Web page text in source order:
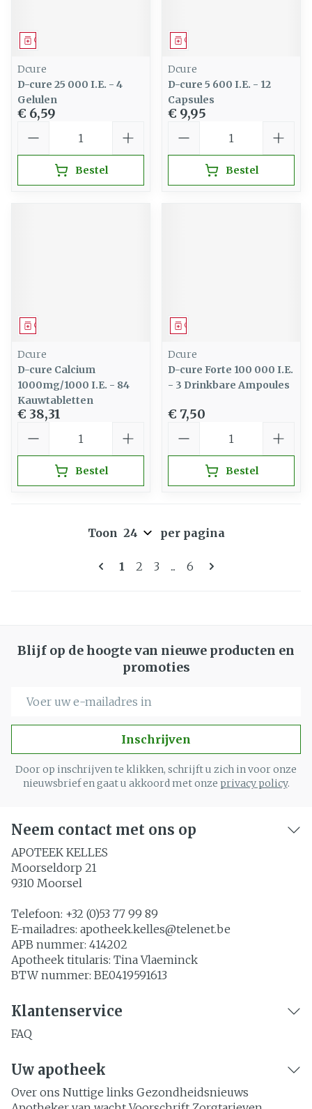
Geneesmiddel
Dcure
D-cure 25 000 I.E. - 4
Gelulen
€ 6,59
Bestel
Geneesmiddel
Dcure
D-cure 5 600 I.E. - 12
Capsules
€ 9,95
Bestel
Geneesmiddel
Dcure
D-cure Calcium
1000mg/1000 I.E. - 84
Kauwtabletten
€ 38,31
Bestel
Geneesmiddel
Dcure
D-cure Forte 100 000 I.E.
- 3 Drinkbare Ampoules
€ 7,50
Bestel
Pagina's
U lees momenteel pagina
1 Pagina
2 Pagina
3 ... Pagina
6
Toon per pagina
Blijf op de hoogte van nieuwe producten en
promoties
Inschrijven
Door op inschrijven te klikken, schrijft u zich in voor onze
nieuwsbrief en gaat u akkoord met onze privacy policy.
Neem contact met ons op
APOTEEK KELLES
Moorseldorp 21
9310 Moorsel
Telefoon: +32 (0)53 77 99 89
E-mailadres: apotheek.kelles@telenet.be
APB nummer: 414202
Apotheek titularis: Tina Vlaeminck
BTW nummer: BE0419591613
Klantenservice
FAQ
Uw apotheek
Over ons Nuttige links Gezondheidsnieuws